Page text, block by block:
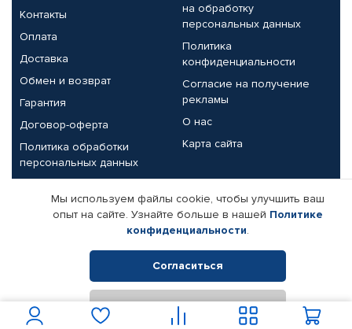
Контакты
Оплата
Доставка
Обмен и возврат
Гарантия
Договор-оферта
Политика обработки
персональных данных
на обработку
персональных данных
Политика
конфиденциальности
Согласие на получение
рекламы
О нас
Карта сайта
Партнерам
Корпоративным клиентам
Поставщикам
Реквизиты компании
© КАМАЗ ЦЕНТР ДОНЕЦК, 2015-2026. Все права защищены.
Интернет-магазин автомобильных товаров Автопрофи.
Мы используем файлы cookie, чтобы улучшить ваш
опыт на сайте. Узнайте больше в нашей Политике
конфиденциальности.
Согласиться
Отклонить